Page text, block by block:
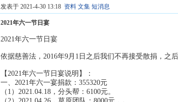
发表于 2021-4-30 13:18 资料 文集 短消息
2021年六一节日宴
2021年六一节日宴
依据慈善法，2016年9月1日之后我们不再接受散捐，
【2021年六一节日宴说明】：
一、2021年六一宴捐款：355320元
（1）2021.04.18，分头帮：6100元。